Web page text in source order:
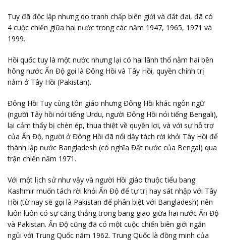
Tuy đã độc lập nhưng do tranh chấp biên giới và đất đai, đã có
4 cuộc chiến giữa hai nước trong các năm 1947, 1965, 1971 và
1999.
Hồi quốc tuy là một nước nhưng lại có hai lãnh thổ nằm hai bên
hông nước Ấn Độ gọi là Đông Hồi và Tây Hồi, quyền chính trị
nằm ở Tây Hồi (Pakistan).
Đông Hồi Tuy cùng tôn giáo nhưng Đông Hồi khác ngôn ngữ
(người Tây hồi nói tiếng Urdu, người Đông Hồi nói tiếng Bengali),
lại cảm thấy bị chèn ép, thua thiệt về quyền lợi, và với sự hỗ trợ
của Ấn Độ, người ở Đông Hồi đã nổi dậy tách rời khỏi Tây Hồi để
thành lập nước Bangladesh (có nghĩa Đất nước của Bengal) qua
trận chiến năm 1971.
Với một lịch sử như vậy và người Hồi giáo thuộc tiểu bang
Kashmir muốn tách rời khỏi Ấn Độ để tự trị hay sát nhập với Tây
Hồi (từ nay sẽ gọi là Pakistan để phân biệt với Bangladesh) nên
luôn luôn có sự căng thẳng trong bang giao giữa hai nước Ấn Độ
và Pakistan. Ấn Độ cũng đã có một cuộc chiến biên giới ngắn
ngủi với Trung Quốc năm 1962. Trung Quốc là đồng minh của